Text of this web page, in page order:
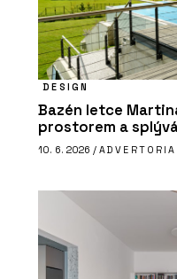
DESIGN
Bazén letce
prostorem a
10. 6. 2026 /